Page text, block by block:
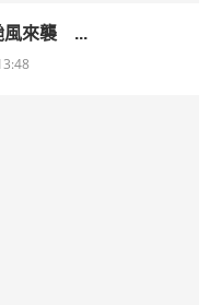
風來襲 ...